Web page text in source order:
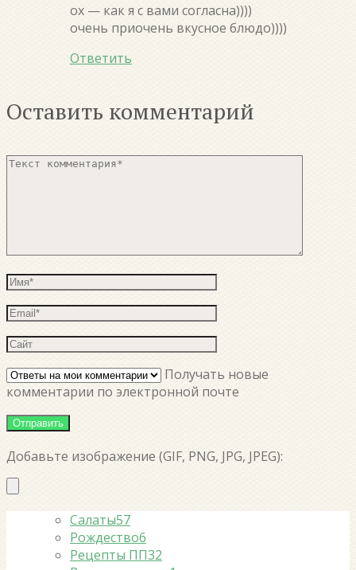
ох — как я с вами согласна))))
очень приочень вкусное блюдо))))
Ответить
Оставить комментарий
Получать новые
комментарии по электронной почте
Добавьте изображение (GIF, PNG, JPG, JPEG):
Салаты57
Рождество6
Рецепты ПП32